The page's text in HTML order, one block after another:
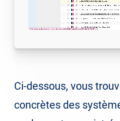
Ci-dessous, vous
concrètes des